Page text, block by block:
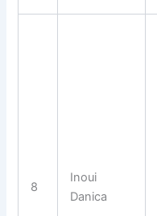
8
Inoui
Danica